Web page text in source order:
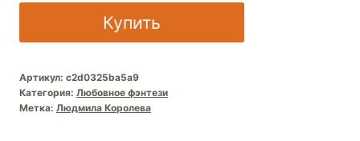
Купить
Артикул: c2d0325ba5a9
Категория: Любовное фэнтези
Метка: Людмила Королева